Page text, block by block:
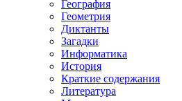
География
Геометрия
Диктанты
Загадки
Информатика
История
Краткие содержания
Литература